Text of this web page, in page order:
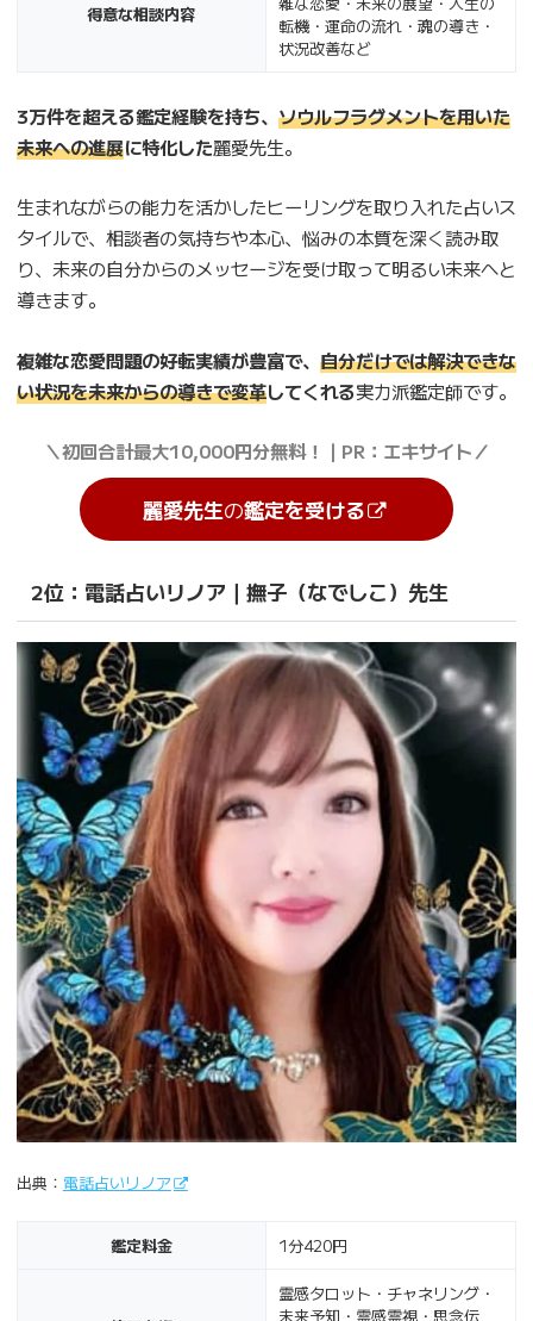
得意な相談内容
転機・運命の流れ・魂の導き・
状況改善など
3万件を超える鑑定経験を持ち、 ソウルフラグメントを用いた
未来への進展に特化した麗愛先生。
生まれながらの能力を活かしたヒーリングを取り入れた占いス
タイルで、相談者の気持ちや本心、悩みの本質を深く読み取
り、未来の自分からのメッセージを受け取って明るい未来へと
導きます。
複雑な恋愛問題の好転実績が豊富で、 自分だけでは解決できな
い状況を未来からの導きで変革してくれる実力派鑑定師です。
＼初回合計最大10,000円分無料！｜PR：エキサイト／
麗愛先生の鑑定を受ける
2位：電話占いリノア｜撫子（なでしこ）先生
出典： 電話占いリノア
鑑定料金 1分420円
霊感タロット・チャネリング・
未来予知・霊感霊視・思念伝